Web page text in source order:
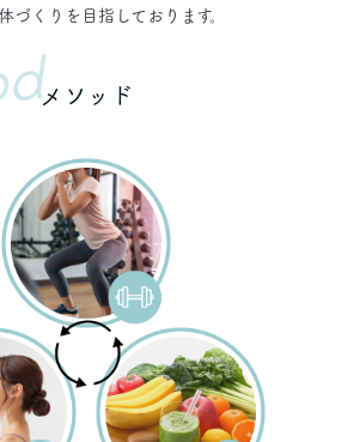
づくりを目指しております。
メソッド